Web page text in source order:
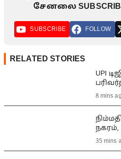
சேனலை
SUBSCRIBE FOLLOW
RELATED STORIES
UPI
8 mins
35 mins